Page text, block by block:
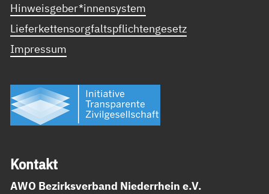
Hinweisgeber*innensystem
Lieferkettensorgfaltspflichtengesetz
Impressum
Kon­takt
AWO Bezirksverband Niederrhein e.V.